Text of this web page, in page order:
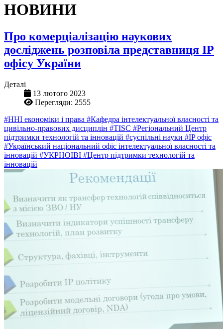
НОВИНИ
Про комерціалізацію наукових
досліджень розповіла представниця ІР
офісу України
Деталі
13 лютого 2023
Перегляди: 2555
#ННІ економіки і права #Кафедра інтелектуальної власності та
цивільно-правових дисциплін #TISC #Регіональний Центр
підтримки технологій та інновацій #суспільні науки #IP офіс
#Український національний офіс інтелектуальної власності та
інновацій #УКРНОІВІ #Центр підтримки технологій та
інновацій